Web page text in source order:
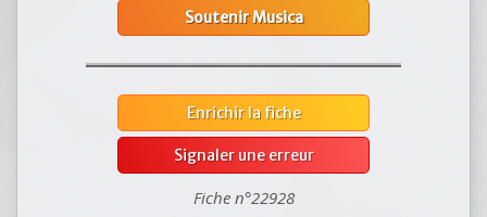
Soutenir Musica
Enrichir la fiche
Signaler une erreur
Fiche n°22928